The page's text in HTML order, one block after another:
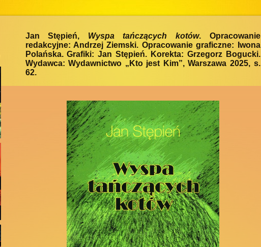
Jan Stępień, Wyspa tańczących kotów. Opracowanie
redakcyjne: Andrzej Ziemski. Opracowanie graficzne: Iwona
Polańska. Grafiki: Jan Stępień. Korekta: Grzegorz Bogucki.
Wydawca: Wydawnictwo „Kto jest Kim”, Warszawa 2025, s.
62.